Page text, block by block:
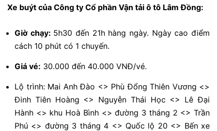
Xe buýt của Công ty Cổ phần Vận tải ô tô Lâm Đồng:
Giờ chạy: 5h30 đến 21h hàng ngày. Ngày cao điểm
cách 10 phút có 1 chuyến.
Giá vé: 30.000 đến 40.000 VNĐ/vé.
Lộ trình: Mai Anh Đào <> Phù Đổng Thiên Vương <>
Đinh Tiên Hoàng <> Nguyễn Thái Học <> Lê Đại
Hành <> khu Hoà Bình <> đường 3 tháng 2 <> Trần
Phú <> đường 3 tháng 4 <> Quốc lộ 20 <> Bến xe